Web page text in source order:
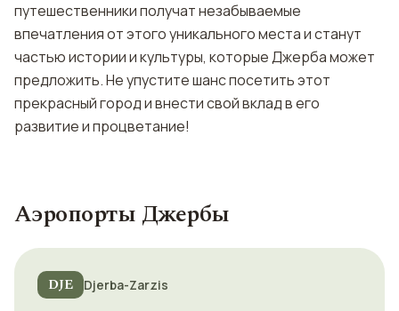
путешественники получат незабываемые
впечатления от этого уникального места и станут
частью истории и культуры, которые Джерба может
предложить. Не упустите шанс посетить этот
прекрасный город и внести свой вклад в его
развитие и процветание!
Аэропорты Джербы
DJE Djerba-Zarzis